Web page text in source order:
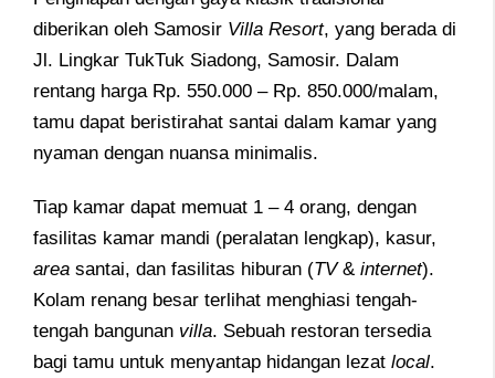
diberikan oleh Samosir Villa Resort, yang berada di
Jl. Lingkar TukTuk Siadong, Samosir. Dalam
rentang harga Rp. 550.000 – Rp. 850.000/malam,
tamu dapat beristirahat santai dalam kamar yang
nyaman dengan nuansa minimalis.
Tiap kamar dapat memuat 1 – 4 orang, dengan
fasilitas kamar mandi (peralatan lengkap), kasur,
area santai, dan fasilitas hiburan (TV& internet).
Kolam renang besar terlihat menghiasi tengah-
tengah bangunan villa. Sebuah restoran tersedia
bagi tamu untuk menyantap hidangan lezat local.